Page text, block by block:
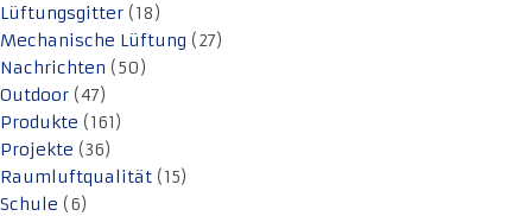
Lüftungsgitter (18)
Mechanische Lüftung (27)
Nachrichten (50)
Outdoor (47)
Produkte (161)
Projekte (36)
Raumluftqualität (15)
Schule (6)